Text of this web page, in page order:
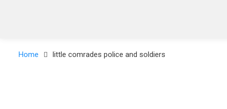
Home little comrades police and soldiers